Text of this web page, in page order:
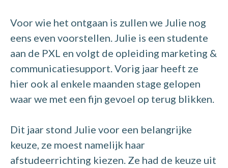
Voor wie het ontgaan is zullen we Julie nog
eens even voorstellen. Julie is een studente
aan de PXL en volgt de opleiding marketing &
communicatiesupport. Vorig jaar heeft ze
hier ook al enkele maanden stage gelopen
waar we met een fijn gevoel op terug blikken.
Dit jaar stond Julie voor een belangrijke
keuze, ze moest namelijk haar
afstudeerrichting kiezen. Ze had de keuze uit